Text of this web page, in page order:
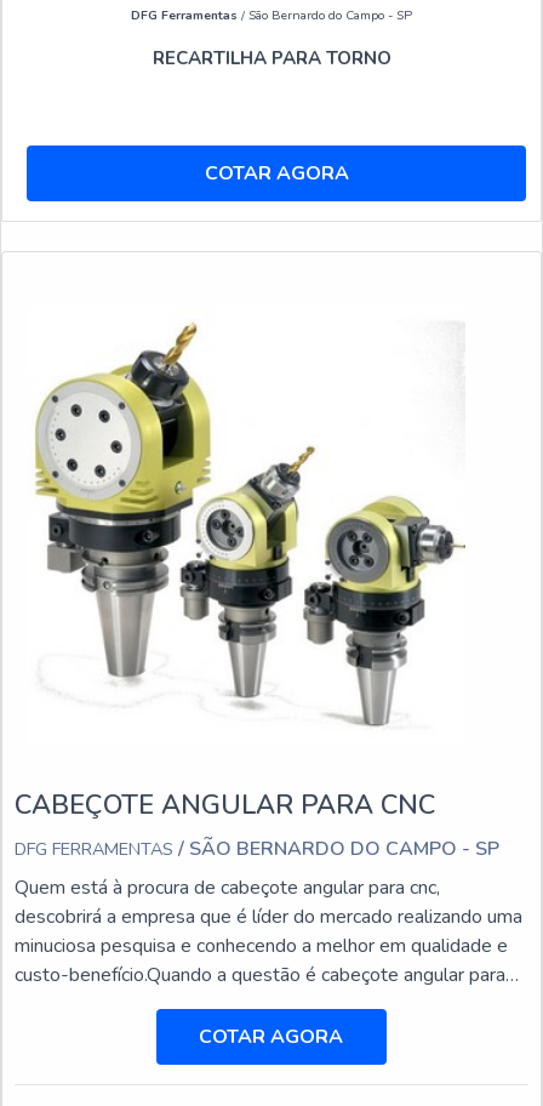
DFG Ferramentas / São Bernardo do Campo - SP
RECARTILHA PARA TORNO
COTAR AGORA
CABEÇOTE ANGULAR PARA CNC
DFG FERRAMENTAS / SÃO BERNARDO DO CAMPO - SP
Quem está à procura de cabeçote angular para cnc,
descobrirá a empresa que é líder do mercado realizando uma
minuciosa pesquisa e conhecendo a melhor em qualidade e
custo-benefício.Quando a questão é cabeçote angular para
cnc, com a melhor mão de obra da DFG Ferramentas o
cliente obterá excelente custo-benefício com
comprometimento com o resultado dos clientes.MAIS
DETALHES SOBRE O CABEÇOTE ANGULAR PARA
COTAR AGORA